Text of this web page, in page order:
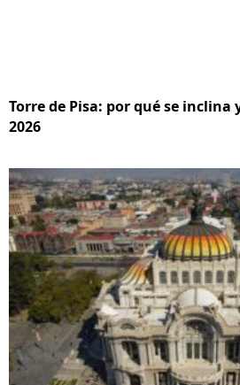
Torre de Pisa: por qué se
2026